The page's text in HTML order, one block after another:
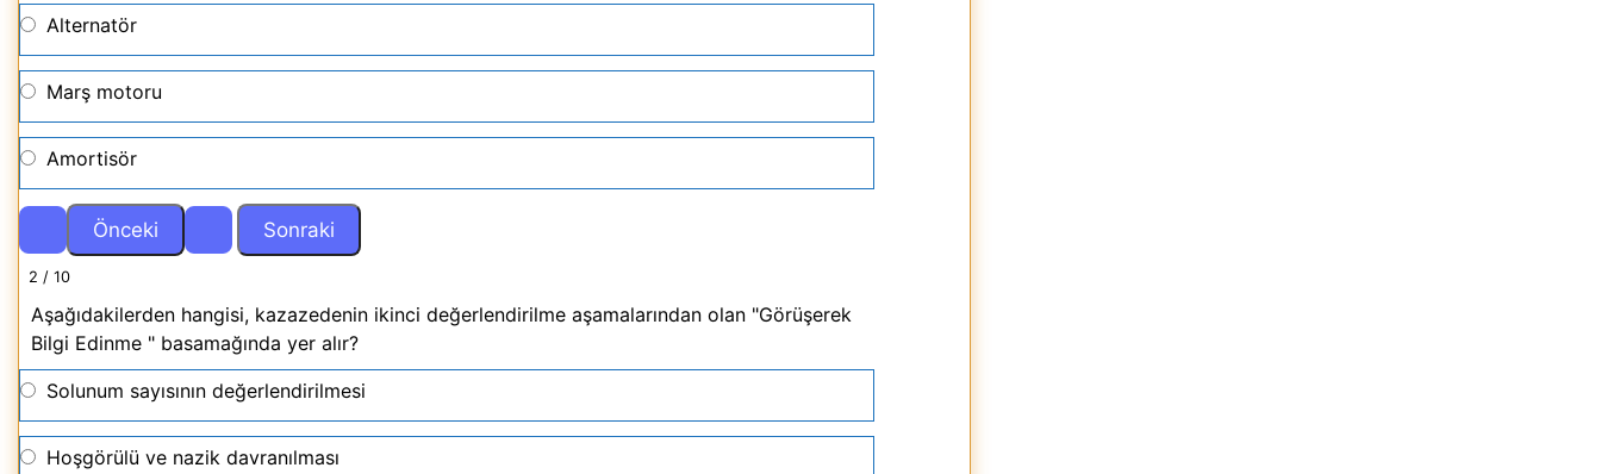
Alternatör
Marş motoru
Amortisör
2 / 10
Aşağıdakilerden hangisi, kazazedenin ikinci değerlendirilme aşamalarından olan "Görüşerek
Bilgi Edinme " basamağında yer alır?
Solunum sayısının değerlendirilmesi
Hoşgörülü ve nazik davranılması